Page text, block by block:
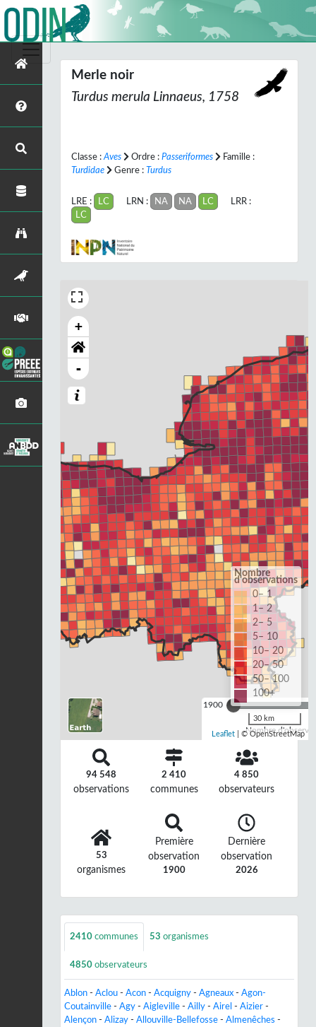
Merle noir
Turdus merula Linnaeus, 1758
Classe : Aves Ordre : Passeriformes
Famille :
Turdidae
Genre : Turdus
LRE : LC LRN : NA NA LC
LRR :
LC
+
-
1900
Nombre
Nombre
d'observations
0– 1
1– 2
2– 5
5– 10
10– 20
20– 50
50– 100
100+
30 km
Leaflet | © OpenStreetMap
94 548
observations
2 410
communes
4 850
observateurs
53
organismes
Première
observation
1900
Dernière
observation
2026
2410 communes 53 organismes
4850 observateurs
Ablon - Aclou - Acon - Acquigny - Agneaux - Agon-
Coutainville - Agy - Aigleville - Ailly - Airel - Aizier -
Alençon - Alizay - Allouville-Bellefosse - Almenêches -